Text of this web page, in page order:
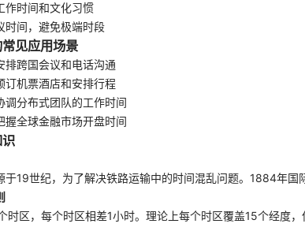
作时间和文化习惯
时间，避免极端时段
见应用场景
排跨国会议和电话沟通
订机票酒店和安排行程
调分布式团队的工作时间
握全球金融市场开盘时间
于19世纪，为了解决铁路运输中的时间混乱问题。1884年国
时区，每个时区相差1小时。理论上每个时区覆盖15个经度